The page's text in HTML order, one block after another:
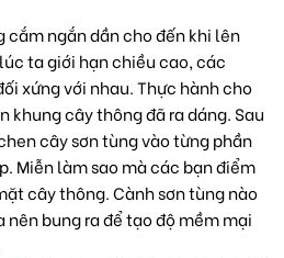
cắm ngắn dần cho đến khi lên
ta giới hạn chiều cao, các
xứng với nhau. Thực hành cho
khung cây thông đã ra dáng. Sau
cây sơn tùng vào từng phần
Miễn làm sao mà các bạn điểm
cây thông. Cành sơn tùng nào
bung ra để tạo độ mềm mại